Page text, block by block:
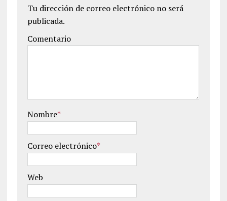
Tu dirección de correo electrónico no será
publicada.
Comentario
Nombre*
Correo electrónico*
Web